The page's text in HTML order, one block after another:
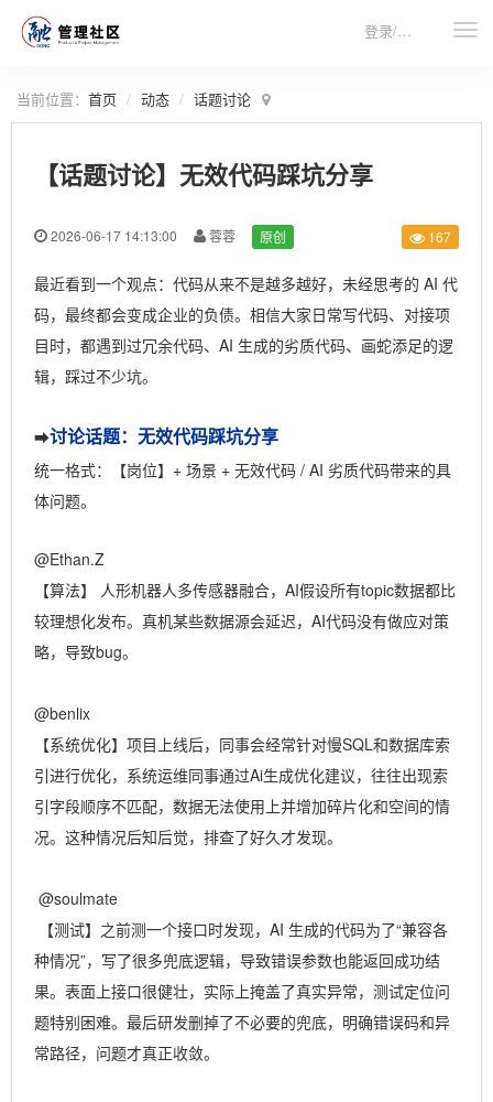
登录/注册
当前位置： 首页 动态 话题讨论
【话题讨论】无效代码踩坑分享
2026-06-17 14:13:00 蓉蓉 原创 167
最近看到一个观点：代码从来不是越多越好，未经思考的 AI 代
码，最终都会变成企业的负债。相信大家日常写代码、对接项
目时，都遇到过冗余代码、AI 生成的劣质代码、画蛇添足的逻
辑，踩过不少坑。
➡讨论话题：无效代码踩坑分享
统一格式：【岗位】+ 场景 + 无效代码 / AI 劣质代码带来的具
体问题。
@Ethan.Z
【算法】 人形机器人多传感器融合，AI假设所有topic数据都比
较理想化发布。真机某些数据源会延迟，AI代码没有做应对策
略，导致bug。
@benlix
【系统优化】项目上线后，同事会经常针对慢SQL和数据库索
引进行优化，系统运维同事通过Ai生成优化建议，往往出现索
引字段顺序不匹配，数据无法使用上并增加碎片化和空间的情
况。这种情况后知后觉，排查了好久才发现。
@soulmate
【测试】之前测一个接口时发现，AI 生成的代码为了“兼容各
种情况”，写了很多兜底逻辑，导致错误参数也能返回成功结
果。表面上接口很健壮，实际上掩盖了真实异常，测试定位问
题特别困难。最后研发删掉了不必要的兜底，明确错误码和异
常路径，问题才真正收敛。